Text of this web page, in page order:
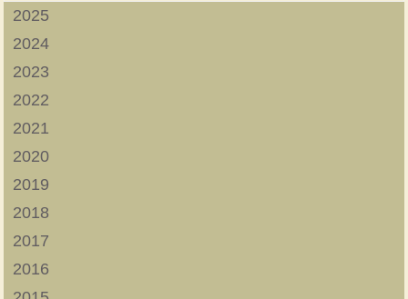
2025
2024
2023
2022
2021
2020
2019
2018
2017
2016